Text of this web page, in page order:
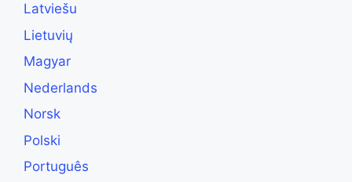
Latviešu
Lietuvių
Magyar
Nederlands
Norsk
Polski
Português